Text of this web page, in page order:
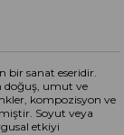
bir sanat eseridir.
doğuş, umut ve
kompozisyon ve
Soyut veya
etkiyi